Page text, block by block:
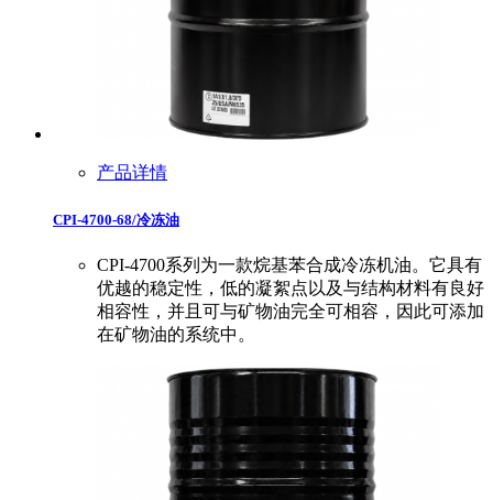
产品详情
CPI-4700-68/冷冻油
CPI-4700系列为一款烷基苯合成冷冻机油。它具有
优越的稳定性，低的凝絮点以及与结构材料有良好
相容性，并且可与矿物油完全可相容，因此可添加
在矿物油的系统中。